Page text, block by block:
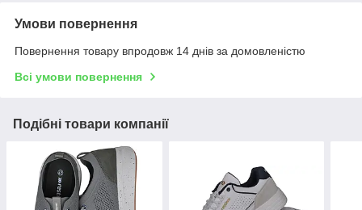
Умови повернення
Повернення товару впродовж 14 днів за домовленістю
Всі умови повернення
Подібні товари компанії